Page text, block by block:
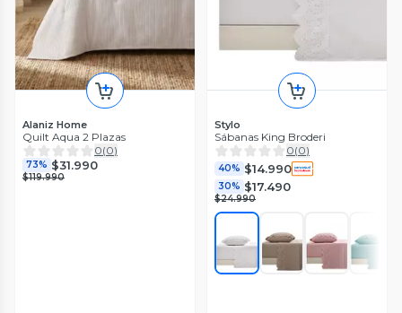
Alaniz Home
Quilt Aqua 2 Plazas
0(0)
73% $31.990
$119.990
Stylo
Sábanas King Broderi
0(0)
40% $14.990
30% $17.490
$24.990